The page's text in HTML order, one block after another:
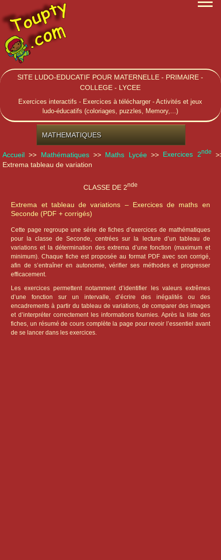
SITE LUDO-EDUCATIF POUR MATERNELLE - PRIMAIRE -
COLLEGE - LYCEE
Exercices interactifs - Exercices à télécharger - Activités et jeux
ludo-éducatifs (coloriages, puzzles, Memory,...)
MATHEMATIQUES
Accueil>> Mathématiques>> Maths Lycée>> Exercices 2nde
Extrema tableau de variation
CLASSE DE 2nde
Extrema et tableau de variations – Exercices de maths en
Seconde (PDF + corrigés)
Cette page regroupe une série de fiches d’exercices de mathématiques
pour la classe de Seconde, centrées sur la lecture d’un tableau de
variations et la détermination des extrema d’une fonction (maximum et
minimum). Chaque fiche est proposée au format PDF avec son corrigé,
afin de s’entraîner en autonomie, vérifier ses méthodes et progresser
efficacement.
Les exercices permettent notamment d’identifier les valeurs extrêmes
d’une fonction sur un intervalle, d’écrire des inégalités ou des
encadrements à partir du tableau de variations, de comparer des images
et d’interpréter correctement les informations fournies. Après la liste des
fiches, un résumé de cours complète la page pour revoir l’essentiel avant
de se lancer dans les exercices.